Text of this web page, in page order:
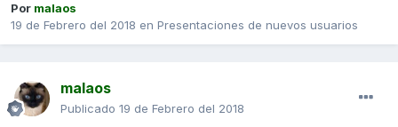
Por malaos
19 de Febrero del 2018 en Presentaciones de nuevos usuarios
malaos
Publicado 19 de Febrero del 2018